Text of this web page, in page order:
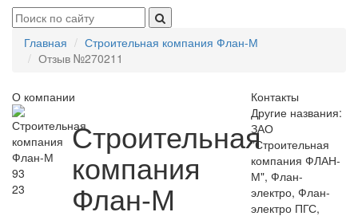
Главная
Строительная компания Флан-М
Отзыв №270211
О компании
93
23
Строительная
компания
Флан-М
Контакты
Другие названия:
ЗАО
"Строительная
компания ФЛАН-
М", Флан-
электро, Флан-
электро ПГС,